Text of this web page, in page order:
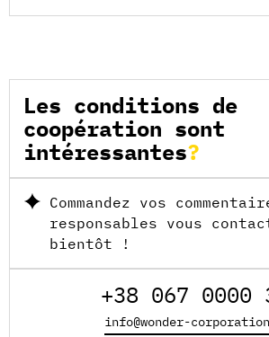
Les conditions de
coopération sont
intéressantes
Commandez vos
responsables vous
bientôt !
+38 067 0000
info@wonder-